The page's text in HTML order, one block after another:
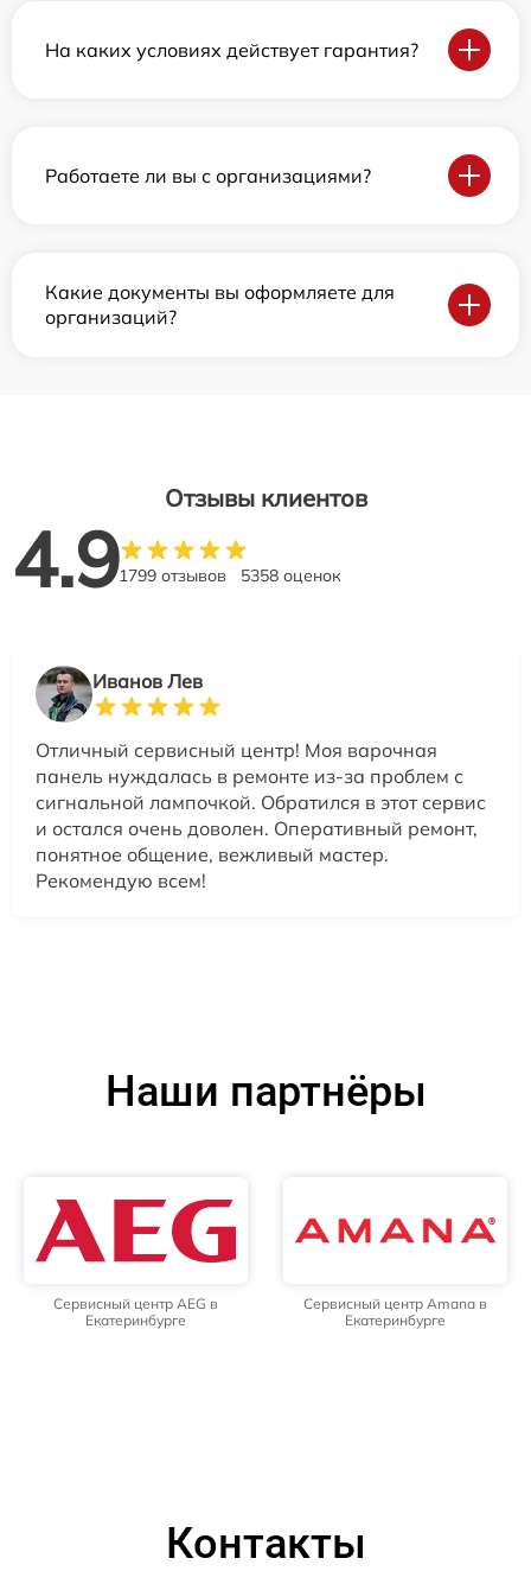
На каких условиях действует гарантия?
Работаете ли вы с организациями?
Какие документы вы оформляете для
организаций?
Отзывы клиентов
4.91799 отзывов 5358 оценок
Иванов Лев
Отличный сервисный центр! Моя варочная
панель нуждалась в ремонте из-за проблем с
сигнальной лампочкой. Обратился в этот сервис
и остался очень доволен. Оперативный ремонт,
понятное общение, вежливый мастер.
Рекомендую всем!
Наши партнёры
Сервисный центр AEG в
Екатеринбурге
Сервисный центр Amana в
Екатеринбурге
Контакты